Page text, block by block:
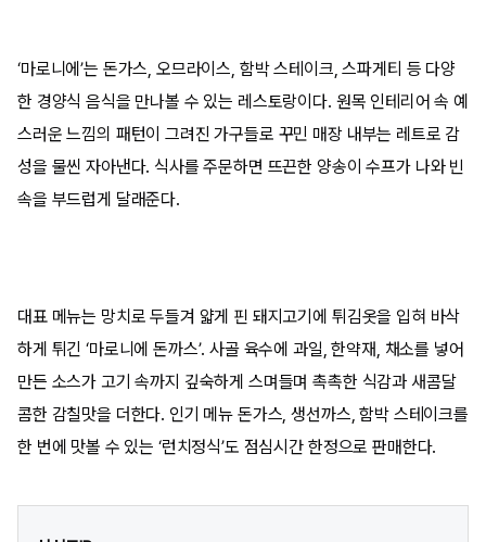
‘마로니에’는 돈가스, 오므라이스, 함박 스테이크, 스파게티 등 다양
한 경양식 음식을 만나볼 수 있는 레스토랑이다. 원목 인테리어 속 예
스러운 느낌의 패턴이 그려진 가구들로 꾸민 매장 내부는 레트로 감
성을 물씬 자아낸다. 식사를 주문하면 뜨끈한 양송이 수프가 나와 빈
속을 부드럽게 달래준다.
대표 메뉴는 망치로 두들겨 얇게 핀 돼지고기에 튀김옷을 입혀 바삭
하게 튀긴 ‘마로니에 돈까스’. 사골 육수에 과일, 한약재, 채소를 넣어
만든 소스가 고기 속까지 깊숙하게 스며들며 촉촉한 식감과 새콤달
콤한 감칠맛을 더한다. 인기 메뉴 돈가스, 생선까스, 함박 스테이크를
한 번에 맛볼 수 있는 ‘런치정식’도 점심시간 한정으로 판매한다.